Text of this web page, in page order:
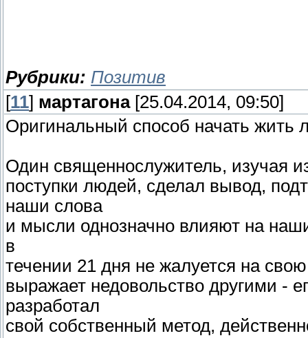
Рубрики: Позитив
[11] мартагона[25.04.2014, 09:50]
Оригинальный способ начать жить
Один священнослужитель, изучая
поступки людей, сделал вывод,
наши слова
и мысли однозначно влияют на
в
течении 21 дня не жалуется на
выражает недовольство другими -
разработал
свой собственный метод,